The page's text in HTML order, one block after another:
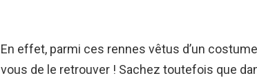
En effet, parmi ces rennes vêtus d’un
vous de le retrouver ! Sachez toutefois que